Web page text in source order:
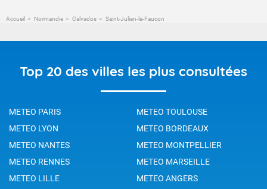
Accueil Normandie Calvados Saint-Julien-le-Faucon
Top 20 des villes les plus consultées
METEO PARIS
METEO TOULOUSE
METEO LYON
METEO BORDEAUX
METEO NANTES
METEO MONTPELLIER
METEO RENNES
METEO MARSEILLE
METEO LILLE
METEO ANGERS